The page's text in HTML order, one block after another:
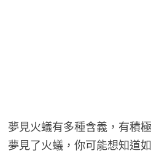
夢見火蟻有多種含義，有積
夢見了火蟻，你可能想知道